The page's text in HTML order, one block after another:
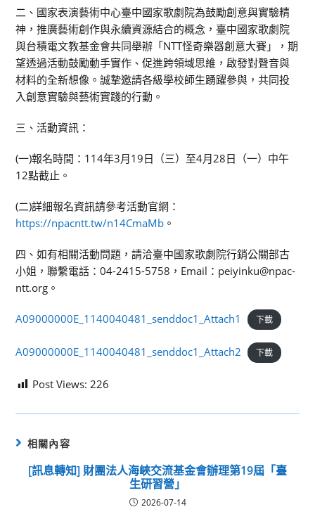
二、國家表演藝術中心臺中國家歌劇院為鼓勵創意與實驗精
神，推廣藝術創作與永續資源結合的概念，臺中國家歌劇院
與台積電文教基金會共同舉辦「NTT怪奇樂器創意大賽」，期
望透過活動鼓勵動手實作、促進跨領域思維，啟發對聲音與
材料的全新想像。誠摯邀請各級學校師生踴躍參與，共同投
入創意實驗與藝術實踐的行動。
三、活動資訊：
(一)報名時間：114年3月19日（三）至4月28日（一）中午
12點截止。
(二)詳細報名資訊請參考活動官網：
https://npacntt.tw/n14CmaMb 。
四、如有相關活動問題，請洽臺中國家歌劇院行銷公關部古
小姐，聯繫電話：04-2415-5758，Email：peiyinku@npac-
ntt.org。
A09000000E_1140040481_senddoc1_Attach1 下載
A09000000E_1140040481_senddoc1_Attach2 下載
Post Views: 226
相關內容
[訊息轉知] 財團法人海峽交流基金會辦理第19屆「臺
生研習營」
2026-07-14